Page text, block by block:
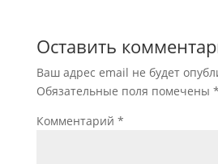
Оставить
Ваш адрес email не будет
Обязательные поля помечены *
Комментарий *